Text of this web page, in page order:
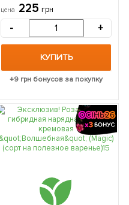
Сияние" (Light Shine)
(саженец класса АА+)
упаковке
цена 225 грн
- +
КУПИТЬ
+9 грн бонусов за покупку